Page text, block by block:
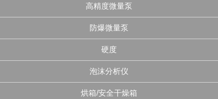
高精度微量泵
防爆微量泵
硬度
泡沫分析仪
烘箱/安全干燥箱